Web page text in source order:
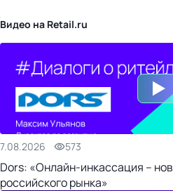
Видео на Retail.ru
7.08.2026 573
Dors: «Онлайн-инкассация –
российского рынка»